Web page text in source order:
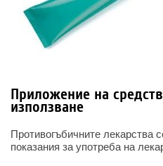
Приложение на
използване
Противогъбичните лекарства
показания за употреба на